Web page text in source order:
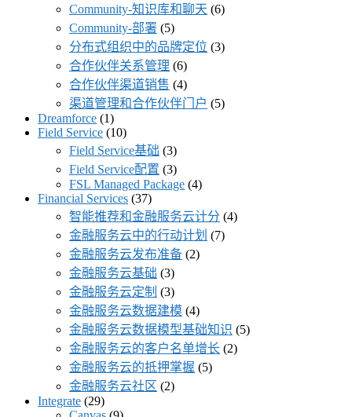
Community-知识库和聊天 (6)
Community-部署 (5)
分布式组织中的品牌定位 (3)
合作伙伴关系管理 (6)
合作伙伴渠道销售 (4)
渠道管理和合作伙伴门户 (5)
Dreamforce (1)
Field Service (10)
Field Service基础 (3)
Field Service配置 (3)
FSL Managed Package (4)
Financial Services (37)
智能推荐和金融服务云计分 (4)
金融服务云中的行动计划 (7)
金融服务云发布准备 (2)
金融服务云基础 (3)
金融服务云定制 (3)
金融服务云数据建模 (4)
金融服务云数据模型基础知识 (5)
金融服务云的客户名单增长 (2)
金融服务云的抵押掌握 (5)
金融服务云社区 (2)
Integrate (29)